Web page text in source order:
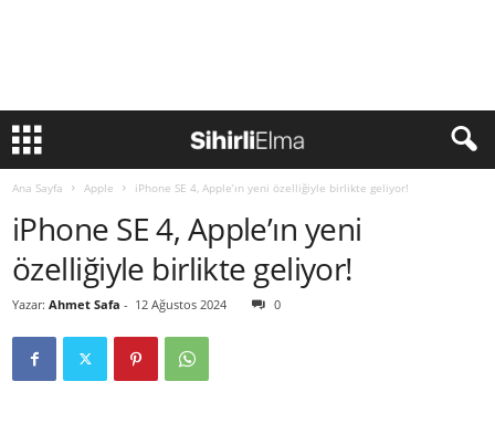
Ana Sayfa Apple iPhone SE 4, Apple’ın yeni özelliğiyle birlikte geliyor!
iPhone SE 4, Apple’ın yeni
özelliğiyle birlikte geliyor!
Yazar: Ahmet Safa - 12 Ağustos 2024 0